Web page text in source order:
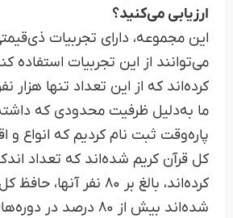
ارزیابی می‌کنید؟
این مجموعه، دارای تجربیات
کرده‌اند که از این تعداد تنها
ما به‌دلیل ظرفیت محدودی که
کل قرآن کریم شده‌اند که تعداد
کرده‌اند، بالغ بر
شده‌اند بیش از ۸۰ درصد در دوره‌های حفظ یک ساله و دوساله نتیجه گرفته‌اند.